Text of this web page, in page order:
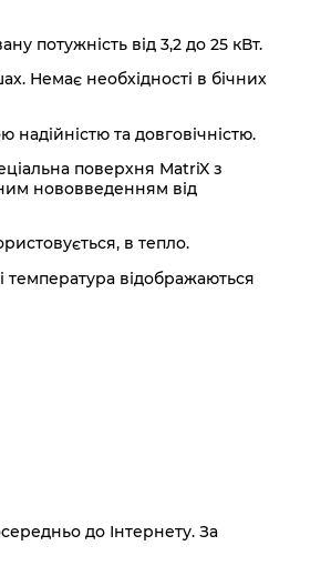
потужність від 3,2 до 25 кВт.
Немає необхідності в бічних
та довговічністю.
поверхня MatriX з
нововведенням від
в тепло.
температура відображаються
до Інтернету. За